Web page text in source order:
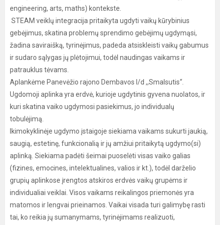
engineering, arts, maths) kontekste.
STEAM veiklų integracija pritaikyta ugdyti vaikų kūrybinius
gebėjimus, skatina problemų sprendimo gebėjimų ugdymąsi,
žadina saviraišką, tyrinėjimus, padeda atsiskleisti vaikų gabumus
ir sudaro sąlygas jų plėtojimui, todėl naudingas vaikams ir
patrauklus tėvams.
Aplankėme Panevėžio rajono Dembavos l/d ,,Smalsutis“.
Ugdomoji aplinka yra erdvė, kurioje ugdytinis gyvena nuolatos, ir
kuri skatina vaiko ugdymosi pasiekimus, jo individualų
tobulėjimą.
Ikimokyklinėje ugdymo įstaigoje siekiama vaikams sukurti jaukią,
saugią, estetinę, funkcionalią ir jų amžiui pritaikytą ugdymo(si)
aplinką. Siekiama padėti šeimai puoselėti visas vaiko galias
(fizines, emocines, intelektualines, valios ir kt.), todėl darželio
grupių aplinkose įrengtos atskiros erdvės vaikų grupėms ir
individualiai veiklai. Visos vaikams reikalingos priemonės yra
matomos ir lengvai prieinamos. Vaikai visada turi galimybę rasti
tai, ko reikia jų sumanymams, tyrinėjimams realizuoti,